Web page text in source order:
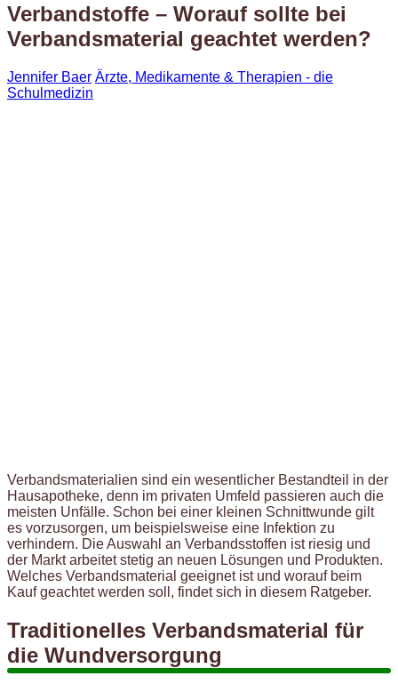
Verbandstoffe – Worauf sollte bei
Verbandsmaterial geachtet werden?
Jennifer Baer Ärzte, Medikamente & Therapien - die
Schulmedizin
Verbandsmaterialien sind ein wesentlicher Bestandteil in der
Hausapotheke, denn im privaten Umfeld passieren auch die
meisten Unfälle. Schon bei einer kleinen Schnittwunde gilt
es vorzusorgen, um beispielsweise eine Infektion zu
verhindern. Die Auswahl an Verbandsstoffen ist riesig und
der Markt arbeitet stetig an neuen Lösungen und Produkten.
Welches Verbandsmaterial geeignet ist und worauf beim
Kauf geachtet werden soll, findet sich in diesem Ratgeber.
Traditionelles Verbandsmaterial für
die Wundversorgung